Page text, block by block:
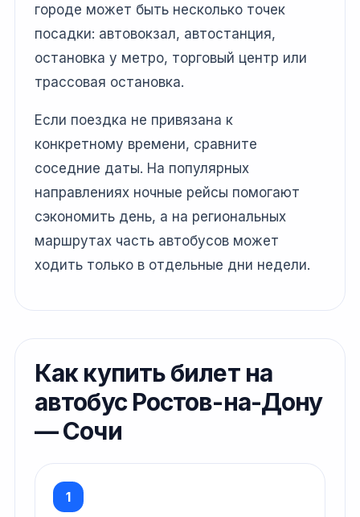
городе может быть несколько точек
посадки: автовокзал, автостанция,
остановка у метро, торговый центр или
трассовая остановка.
Если поездка не привязана к
конкретному времени, сравните
соседние даты. На популярных
направлениях ночные рейсы помогают
сэкономить день, а на региональных
маршрутах часть автобусов может
ходить только в отдельные дни недели.
Как купить билет на
автобус Ростов-на-Дону
— Сочи
1